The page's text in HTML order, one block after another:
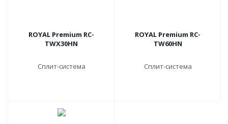
ROYAL Premium RC-
TWX30HN
Сплит-система
ROYAL Premium RC-
TW60HN
Сплит-система